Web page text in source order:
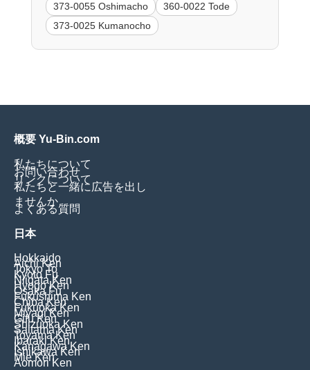
373-0055 Oshimacho
360-0022 Tode
373-0025 Kumanocho
概要 Yu-Bin.com
私たちについて
お問い合わせ
リンクについて
私たちと一緒に広告を出し
ませんか
よくある質問
日本
Hokkaido
Aichi Ken
Tokyo To
Kyoto Fu
Niigata Ken
Hyogo Ken
Osaka Fu
Fukushima Ken
Chiba Ken
Fukuoka Ken
Miyagi Ken
Gifu Ken
Shizuoka Ken
Saitama Ken
Toyama Ken
Ibaraki Ken
Kanagawa Ken
Ishikawa Ken
Mie Ken
Aomori Ken